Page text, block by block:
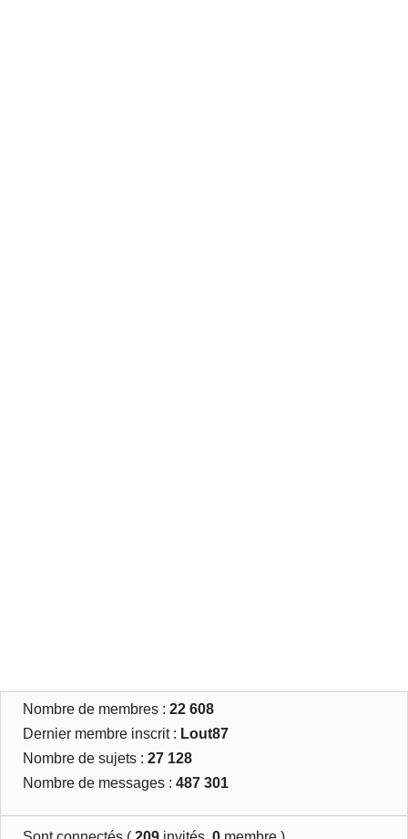
Nombre de membres :22 608
Dernier membre inscrit : Lout87
Nombre de sujets :27 128
Nombre de messages :487 301